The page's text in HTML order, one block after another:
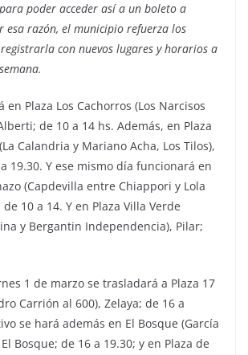
poder acceder así a un boleto a
esa razón, el municipio refuerza los
con nuevos lugares y horarios a
en Plaza Los Cachorros (Los Narcisos
de 10 a 14 hs. Además, en Plaza
Calandria y Mariano Acha, Los Tilos),
19.30. Y ese mismo día funcionará en
(Capdevilla entre Chiappori y Lola
10 a 14. Y en Plaza Villa Verde
y Bergantin Independencia), Pilar;
1 de marzo se trasladará a Plaza 17
Carrión al 600), Zelaya; de 16 a
se hará además en El Bosque (García
Bosque; de 16 a 19.30; y en Plaza de